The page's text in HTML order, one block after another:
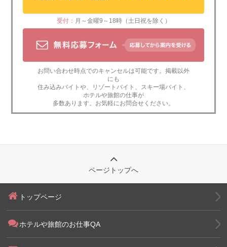
受付： 月～金曜9～18時（土日祝を除く）
お問い合わせ時点でのキャンセルは可能です。掲載以外
にも
住み込みバイト や、 リゾートバイト 、 スキー場バイト 、
ホテルや旅館の仕事が
多数あります。お気軽にお問合せください。
ページトップへ
トップページ
ホテルや旅館のお仕事QA